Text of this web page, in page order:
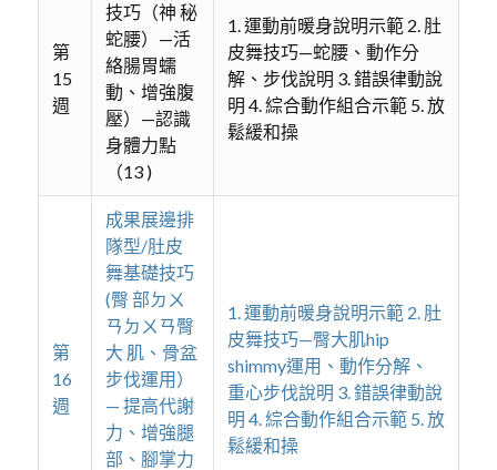
第
15
週
技巧（神 秘
蛇腰）—活
絡腸胃蠕
動、增強腹
壓）—認識
身體力點
（13 )
1. 運動前暖身說明示範 2. 肚
皮舞技巧—蛇腰、動作分
解、步伐說明 3. 錯誤律動說
明 4. 綜合動作組合示範 5. 放
鬆緩和操
第
16
週
成果展邊排
隊型/肚皮
舞基礎技巧
(臀 部ㄉㄨ
ㄢㄉㄨㄢ臀
大 肌、骨盆
步伐運用）
— 提高代謝
力、增強腿
部、腳掌力
1. 運動前暖身說明示範 2. 肚
皮舞技巧—臀大肌hip
shimmy運用、動作分解、
重心步伐說明 3. 錯誤律動說
明 4. 綜合動作組合示範 5. 放
鬆緩和操